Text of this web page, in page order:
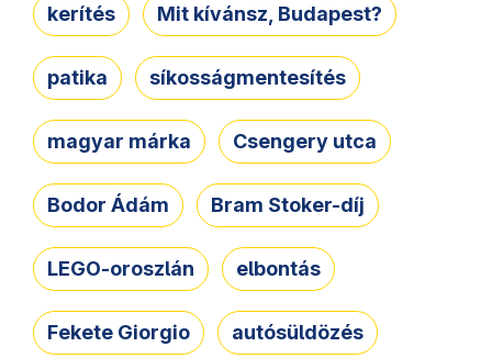
kerítés Mit kívánsz, Budapest?
patika síkosságmentesítés
magyar márka Csengery utca
Bodor Ádám Bram Stoker-díj
LEGO-oroszlán elbontás
Fekete Giorgio autósüldözés